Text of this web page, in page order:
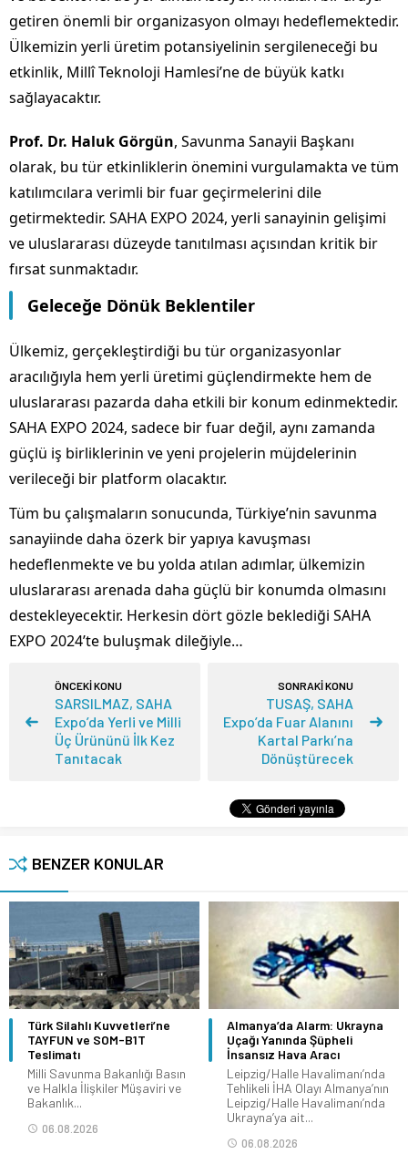
getiren önemli bir organizasyon olmayı hedeflemektedir.
Ülkemizin yerli üretim potansiyelinin sergileneceği bu
etkinlik, Millî Teknoloji Hamlesi’ne de büyük katkı
sağlayacaktır.
Prof. Dr. Haluk Görgün, Savunma Sanayii Başkanı
olarak, bu tür etkinliklerin önemini vurgulamakta ve tüm
katılımcılara verimli bir fuar geçirmelerini dile
getirmektedir. SAHA EXPO 2024, yerli sanayinin gelişimi
ve uluslararası düzeyde tanıtılması açısından kritik bir
fırsat sunmaktadır.
Geleceğe Dönük Beklentiler
Ülkemiz, gerçekleştirdiği bu tür organizasyonlar
aracılığıyla hem yerli üretimi güçlendirmekte hem de
uluslararası pazarda daha etkili bir konum edinmektedir.
SAHA EXPO 2024, sadece bir fuar değil, aynı zamanda
güçlü iş birliklerinin ve yeni projelerin müjdelerinin
verileceği bir platform olacaktır.
Tüm bu çalışmaların sonucunda, Türkiye’nin savunma
sanayiinde daha özerk bir yapıya kavuşması
hedeflenmekte ve bu yolda atılan adımlar, ülkemizin
uluslararası arenada daha güçlü bir konumda olmasını
destekleyecektir. Herkesin dört gözle beklediği SAHA
EXPO 2024’te buluşmak dileğiyle…
ÖNCEKİ KONU
SARSILMAZ, SAHA
Expo’da Yerli ve Milli
Üç Ürününü İlk Kez
Tanıtacak
SONRAKİ KONU
TUSAŞ, SAHA
Expo’da Fuar Alanını
Kartal Parkı’na
Dönüştürecek
BENZER KONULAR
Türk Silahlı Kuvvetleri’ne
TAYFUN ve SOM-B1T
Teslimatı
Milli Savunma Bakanlığı Basın
ve Halkla İlişkiler Müşaviri ve
Bakanlık...
06.08.2026
Almanya’da Alarm: Ukrayna
Uçağı Yanında Şüpheli
İnsansız Hava Aracı
Leipzig/Halle Havalimanı’nda
Tehlikeli İHA Olayı Almanya’nın
Leipzig/Halle Havalimanı’nda
Ukrayna’ya ait...
06.08.2026